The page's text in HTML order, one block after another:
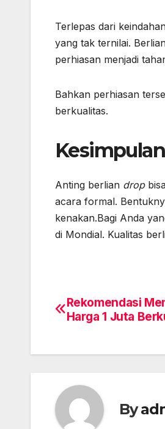
Terlepas dari
yang tak ternilai.
perhiasan menjadi
Bahkan perhiasan
berkualitas.
Kesimpulan
Anting berlian drop
acara formal.
kenakan.Bagi Anda
di Mondial. Kualitas
Post
Rekomendasi
Harga 1 Juta
By